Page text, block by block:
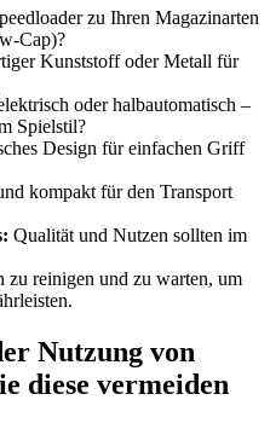
zu Ihren Magazinarten
Cap)?
Kunststoff oder Metall für
oder halbautomatisch –
Spielstil?
Design für einfachen Griff
kompakt für den Transport
Qualität und Nutzen sollten im
zu reinigen und zu warten, um
Nutzung von
diese vermeiden